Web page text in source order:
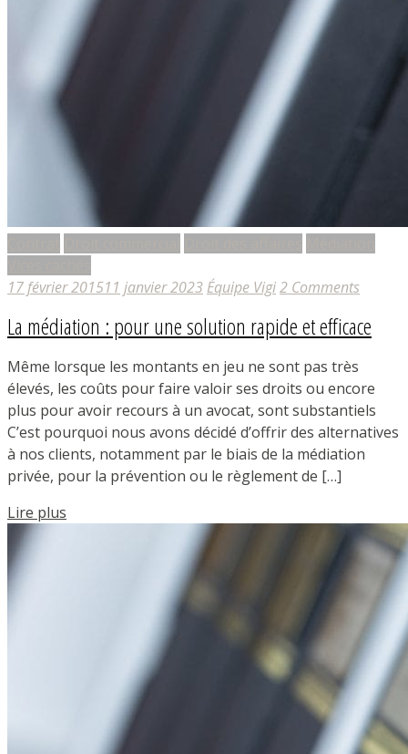
17 février 201511 janvier 2023 Équipe Vigi2 Comments
La médiation : pour une solution rapide et efficace
Même lorsque les montants en jeu ne sont pas très
élevés, les coûts pour faire valoir ses droits ou encore
plus pour avoir recours à un avocat, sont substantiels
C’est pourquoi nous avons décidé d’offrir des alternatives
à nos clients, notamment par le biais de la médiation
privée, pour la prévention ou le règlement de […]
Lire plus